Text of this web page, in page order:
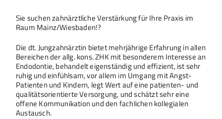
Sie suchen zahnärztliche Verstärkung für Ihre Praxis im
Raum Mainz/Wiesbaden!?
Die dt. Jungzahnärztin bietet mehrjährige Erfahrung in allen
Bereichen der allg. kons. ZHK mit besonderem Interesse an
Endodontie, behandelt eigenständig und effizient, ist sehr
ruhig und einfühlsam, vor allem im Umgang mit Angst-
Patienten und Kindern, legt Wert auf eine patienten- und
qualitätsorientierte Versorgung, und schätzt sehr eine
offene Kommunikation und den fachlichen kollegialen
Austausch.